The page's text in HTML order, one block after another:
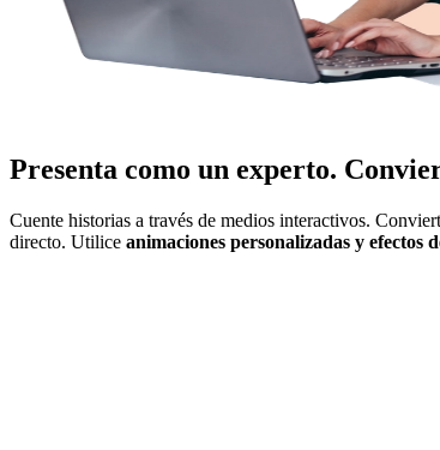
Presenta como un experto.
Cuente historias a través de medios interactivos.
directo. Utilice animaciones personalizadas y efectos